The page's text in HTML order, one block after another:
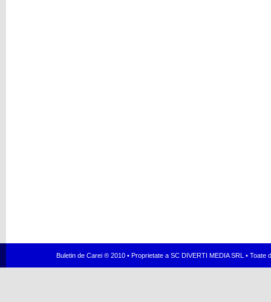
Buletin de Carei ® 2010 • Proprietate a SC DIVERTI MEDIA SRL •